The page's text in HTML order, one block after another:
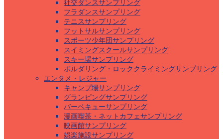
社交ダンスサンプリング
フラダンスサンプリング
テニスサンプリング
フットサルサンプリング
スポーツ少年団サンプリング
スイミングスクールサンプリング
スキー場サンプリング
ボルダリング・ロッククライミングサンプリング
エンタメ・レジャー
キャンプ場サンプリング
グランピングサンプリング
バーベキューサンプリング
漫画喫茶・ネットカフェサンプリング
映画館サンプリング
娯楽施設サンプリング